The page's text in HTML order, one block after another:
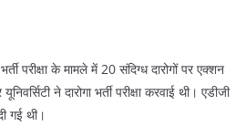
परीक्षा के मामले में 20 संदिग्ध दारोगों पर एक्शन
ने दारोगा भर्ती परीक्षा करवाई थी। एडीजी
गई थी।